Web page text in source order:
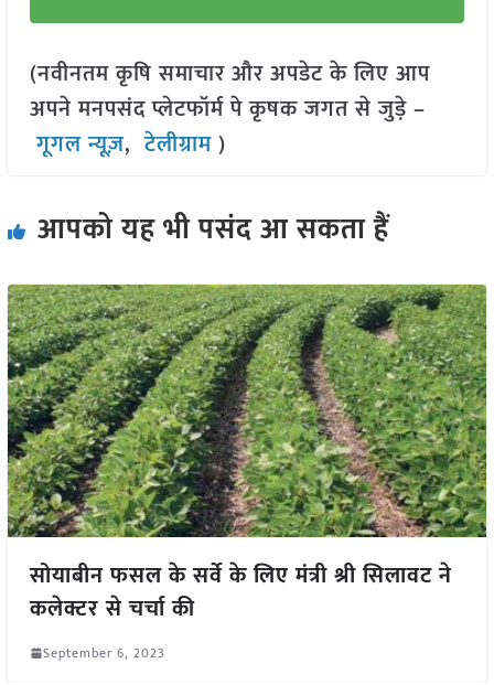
(नवीनतम कृषि समाचार और अपडेट के लिए आप
अपने मनपसंद प्लेटफॉर्म पे कृषक जगत से जुड़े –
गूगल न्यूज़,टेलीग्राम )
आपको यह भी पसंद आ सकता हैं
सोयाबीन फसल के सर्वे के लिए मंत्री श्री सिलावट ने
कलेक्टर से चर्चा की
September 6, 2023